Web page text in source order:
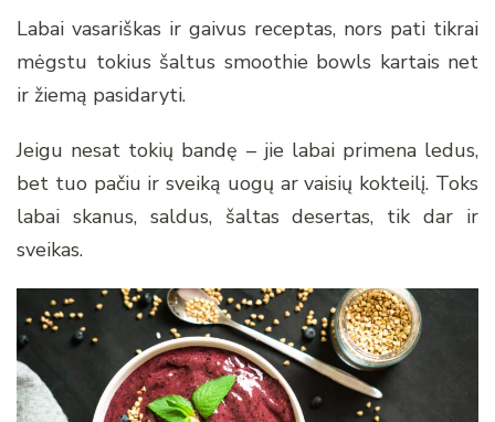
Labai vasariškas ir gaivus receptas, nors pati tikrai
mėgstu tokius šaltus smoothie bowls kartais net
ir žiemą pasidaryti.
Jeigu nesat tokių bandę – jie labai primena ledus,
bet tuo pačiu ir sveiką uogų ar vaisių kokteilį. Toks
labai skanus, saldus, šaltas desertas, tik dar ir
sveikas.